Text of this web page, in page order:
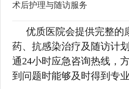
术后护理与随访服务
优质医院会提供完整的
药、抗感染治疗及随访计
通24小时应急咨询热线，
到问题时能够及时得到专